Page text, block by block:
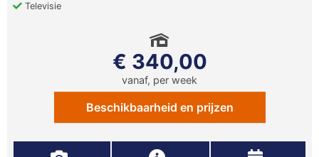
Televisie
€ 340,00
vanaf, per week
Beschikbaarheid en prijzen